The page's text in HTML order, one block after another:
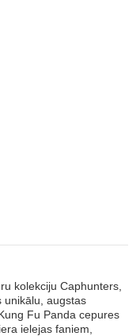
kolekciju Caphunters,
unikālu, augstas
Fu Panda cepures
ielejas faniem,